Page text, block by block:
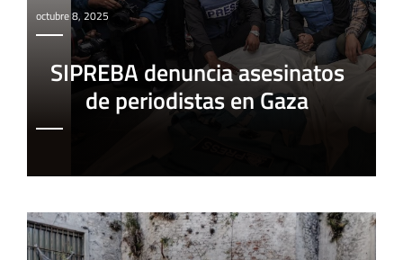
octubre 8, 2025
SIPREBA denuncia asesinatos
de periodistas en Gaza